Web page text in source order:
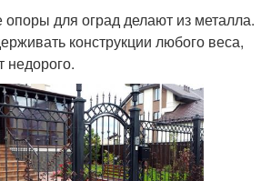
для оград делают из металла.
конструкции любого веса,
недорого.